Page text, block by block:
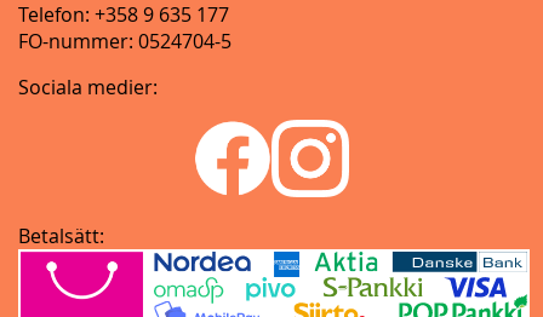
Telefon: +358 9 635 177
FO-nummer: 0524704-5
Sociala medier:
Betalsätt: